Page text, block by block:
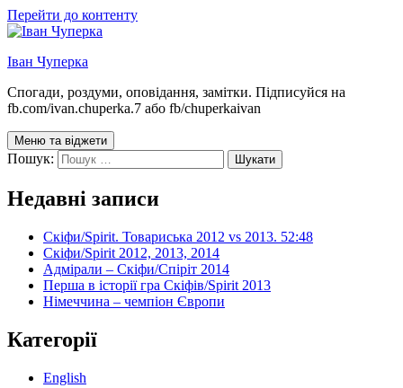
Перейти до контенту
Іван Чуперка
Спогади, роздуми, оповідання, замітки. Підписуйся на
fb.com/ivan.chuperka.7 або fb/chuperkaivan
Меню та віджети
Пошук:
Недавні записи
Скіфи/Spirit. Товариська 2012 vs 2013. 52:48
Скіфи/Spirit 2012, 2013, 2014
Адмірали – Скіфи/Спіріт 2014
Перша в історії гра Скіфів/Spirit 2013
Німеччина – чемпіон Європи
Категорії
English